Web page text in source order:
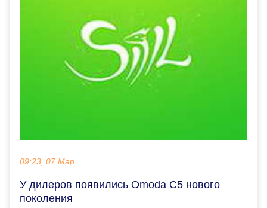
09:23, 07 Мар
У дилеров появились Omoda C5 нового
поколения